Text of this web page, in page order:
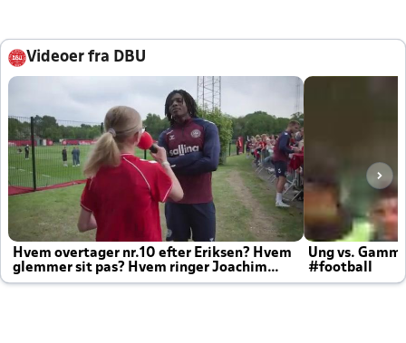
Videoer fra DBU
Hvem overtager nr.10 efter Eriksen? Hvem
glemmer sit pas? Hvem ringer Joachim
altid til efter kampe?
Ung vs.
#football